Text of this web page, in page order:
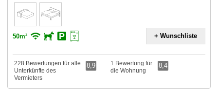
50m² + Wunschliste
228 Bewertungen für alle
Unterkünfte des
Vermieters
8,9
1 Bewertung für
die Wohnung
8,4